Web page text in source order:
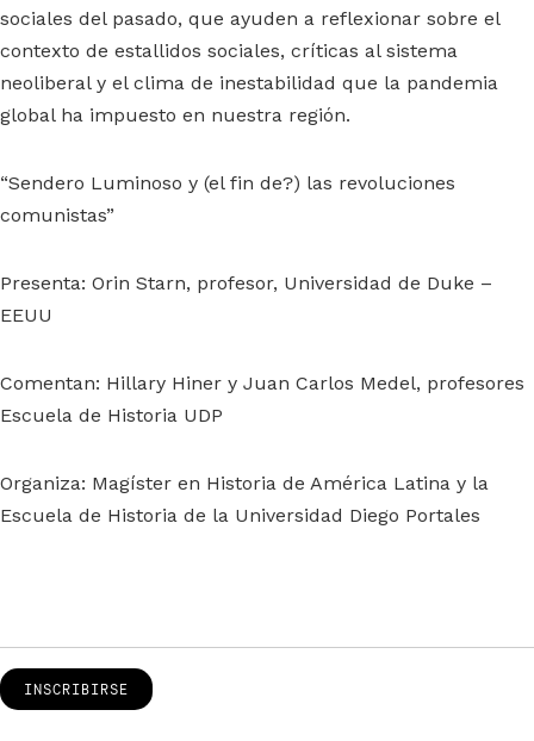
sociales del pasado, que ayuden a reflexionar sobre el
contexto de estallidos sociales, críticas al sistema
neoliberal y el clima de inestabilidad que la pandemia
global ha impuesto en nuestra región.
“Sendero Luminoso y (el fin de?) las revoluciones
comunistas”
Presenta: Orin Starn, profesor, Universidad de Duke –
EEUU
Comentan: Hillary Hiner y Juan Carlos Medel, profesores
Escuela de Historia UDP
Organiza: Magíster en Historia de América Latina y la
Escuela de Historia de la Universidad Diego Portales
INSCRIBIRSE